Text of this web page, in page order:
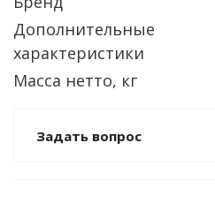
Дополнительные
характеристики
Масса нетто, кг
Задать вопрос